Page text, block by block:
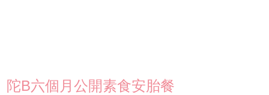
陀B六個月公開素食安胎餐